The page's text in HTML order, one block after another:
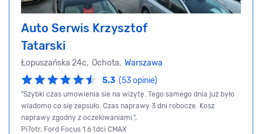
Auto Serwis Krzysztof
Tatarski
Łopuszańska 24c, Ochota, Warszawa
5.3 (53 opinie)
"Szybki czas umowienia sie na wizytę. Tego samego dnia już było
wiadomo co się zepsuło. Czas naprawy 3 dni robocze. Kosz
naprawy zgodny z oczekiwaniami.",
Pi7otr, Ford Focus 1.6 tdci CMAX